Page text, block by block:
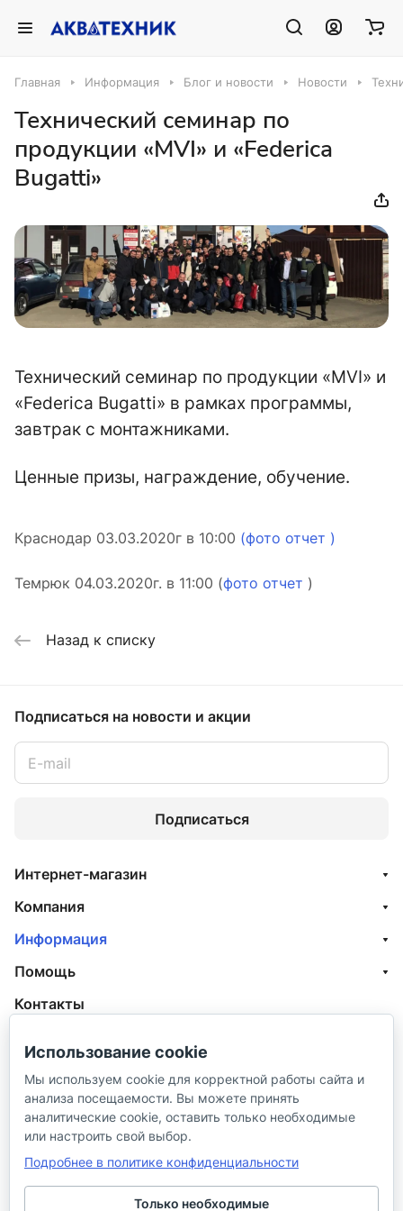
Главная Информация Блог и новости Новости
Технический семинар по
продукции «MVI» и «Federica
Bugatti»
Технический семинар по продукции «MVI» и
«Federica Bugatti» в рамках программы,
завтрак с монтажниками.
Ценные призы, награждение, обучение.
Краснодар 03.03.2020г в 10:00 (фото отчет )
Темрюк 04.03.2020г. в 11:00 (фото отчет )
Назад к списку
Подписаться на новости и акции
Подписаться
Интернет-магазин
Компания
Информация
Помощь
Контакты
г. Краснодар (Центр),
ул. Чкалова, 167
Использование cookie
Мы используем cookie для корректной работы сайта и
анализа посещаемости. Вы можете принять
аналитические cookie, оставить только необходимые
или настроить свой выбор.
Подробнее в политике конфиденциальности
Только необходимые